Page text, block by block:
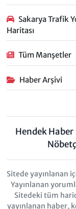
Sakarya Trafik
Haritası
Tüm Manşetler
Haber Arşivi
Hendek Haber
Sitede yayınlanan
Yayınlanan
Sitedeki tüm
yayınlanan haber,